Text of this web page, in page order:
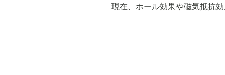
現在、ホール効果や磁気抵抗